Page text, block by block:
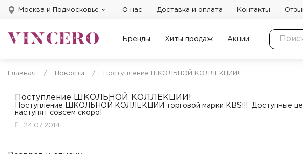
Москва и Подмосковье О нас Доставка и оплата Контакты
Бренды Хиты продаж Акции
Главная / Новости / Поступление ШКОЛЬНОЙ КОЛЛЕКЦИИ!
Поступление ШКОЛЬНОЙ КОЛЛЕКЦИИ!
Поступление ШКОЛЬНОЙ КОЛЛЕКЦИИ торговой марки KBS!!! Доступные
наступят совсем скоро!
24.07.2014